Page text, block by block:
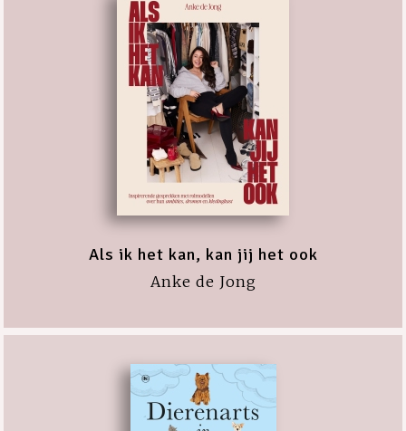
Als ik het kan, kan jij het ook
Anke de Jong